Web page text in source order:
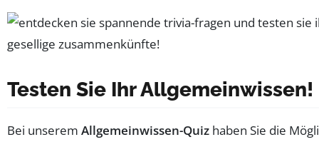
Testen Sie Ihr Allgemeinwissen!
Bei unserem Allgemeinwissen-Quiz haben Sie die